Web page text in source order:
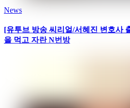
News
[유투브 방송 씨리얼/서혜진 변호사
을 먹고 자란 N번방